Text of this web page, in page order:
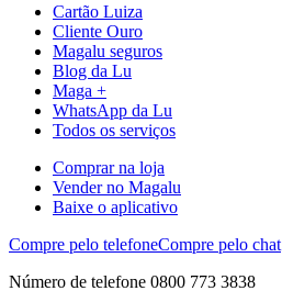
Cartão Luiza
Cliente Ouro
Magalu seguros
Blog da Lu
Maga +
WhatsApp da Lu
Todos os serviços
Comprar na loja
Vender no Magalu
Baixe o aplicativo
Compre pelo telefoneCompre pelo chat
Número de telefone 0800 773 3838